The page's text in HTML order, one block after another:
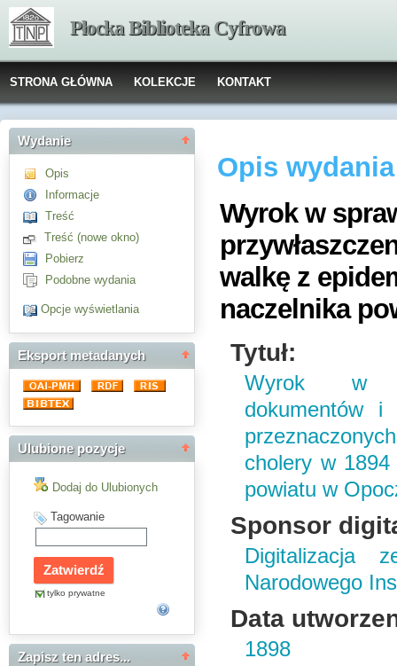
Płocka Biblioteka Cyfrowa
STRONA GŁÓWNA KOLEKCJE KONTAKT
Wydanie
Opis
Informacje
Treść
Treść (nowe okno)
Pobierz
Podobne wydania
Opcje wyświetlania
Eksport metadanych
Ulubione pozycje
Dodaj do Ulubionych
Tagowanie
tylko prywatne
Zapisz ten adres...
Opis wydania
Wyrok w
walkę z
naczelnika
Tytuł:
Wyrok w
dokumentów i
cholery w 1894
powiatu w
Sponsor
Digitalizacja
Narodowego
Data
1898